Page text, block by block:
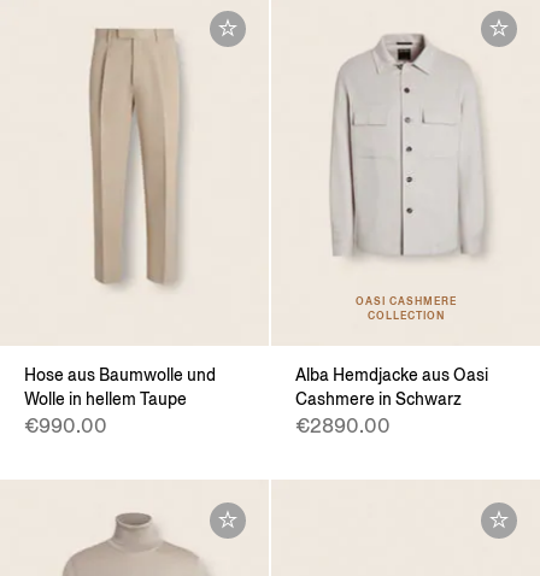
Hose aus Baumwolle und
Wolle in hellem Taupe
€990.00
OASI CASHMERE
COLLECTION
Alba Hemdjacke aus Oasi
Cashmere in Schwarz
€2890.00